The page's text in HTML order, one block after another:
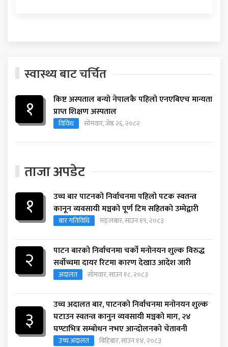
स्वास्थ्य बाट चर्चित
१
किष्ट अस्पताल बन्यो नेपालकै पहिलो एनएबिएच मान्यता
प्राप्त शिक्षण अस्पताल
विविध सोमवार, जेष्ठ २६, २०८२
ताजा अपडेट
१
उच्च बार पाटनको निर्वाचनमा पहिलो पटक स्वतन्त्र
कानून व्यवसायी मञ्चको पूर्ण टिम सहितको उम्मेद्वारी
बार गतिविधि मङ्लबार, साउन १९, २०८३
२
पाटन बारको निर्वाचनमा चर्को मनोनयन शुल्क विरुद्ध
सर्वोच्चमा दायर रिटमा कारण देखाउ आदेश जारी
अदालत सोमवार, साउन १८, २०८३
३
उच्च अदालत बार, पाटनको निर्वाचनमा मनोनयन शुल्क
घटाउन स्वतन्त्र कानुन व्यवसायी मञ्चको माग, २४
घण्टाभित्र सम्बोधन नभए आन्दोलनको चेतावनी
उच्च अदालत बिहिबार, साउन १४, २०८३